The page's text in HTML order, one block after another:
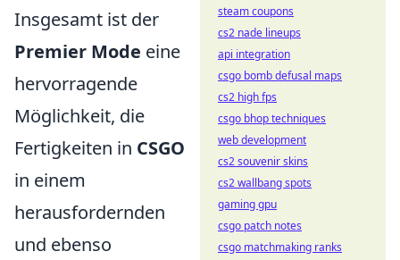
Insgesamt ist der
Premier Mode eine
hervorragende
Möglichkeit, die
Fertigkeiten in CSGO
in einem
herausfordernden
und ebenso
steam coupons
cs2 nade lineups
api integration
csgo bomb defusal maps
cs2 high fps
csgo bhop techniques
web development
cs2 souvenir skins
cs2 wallbang spots
gaming gpu
csgo patch notes
csgo matchmaking ranks